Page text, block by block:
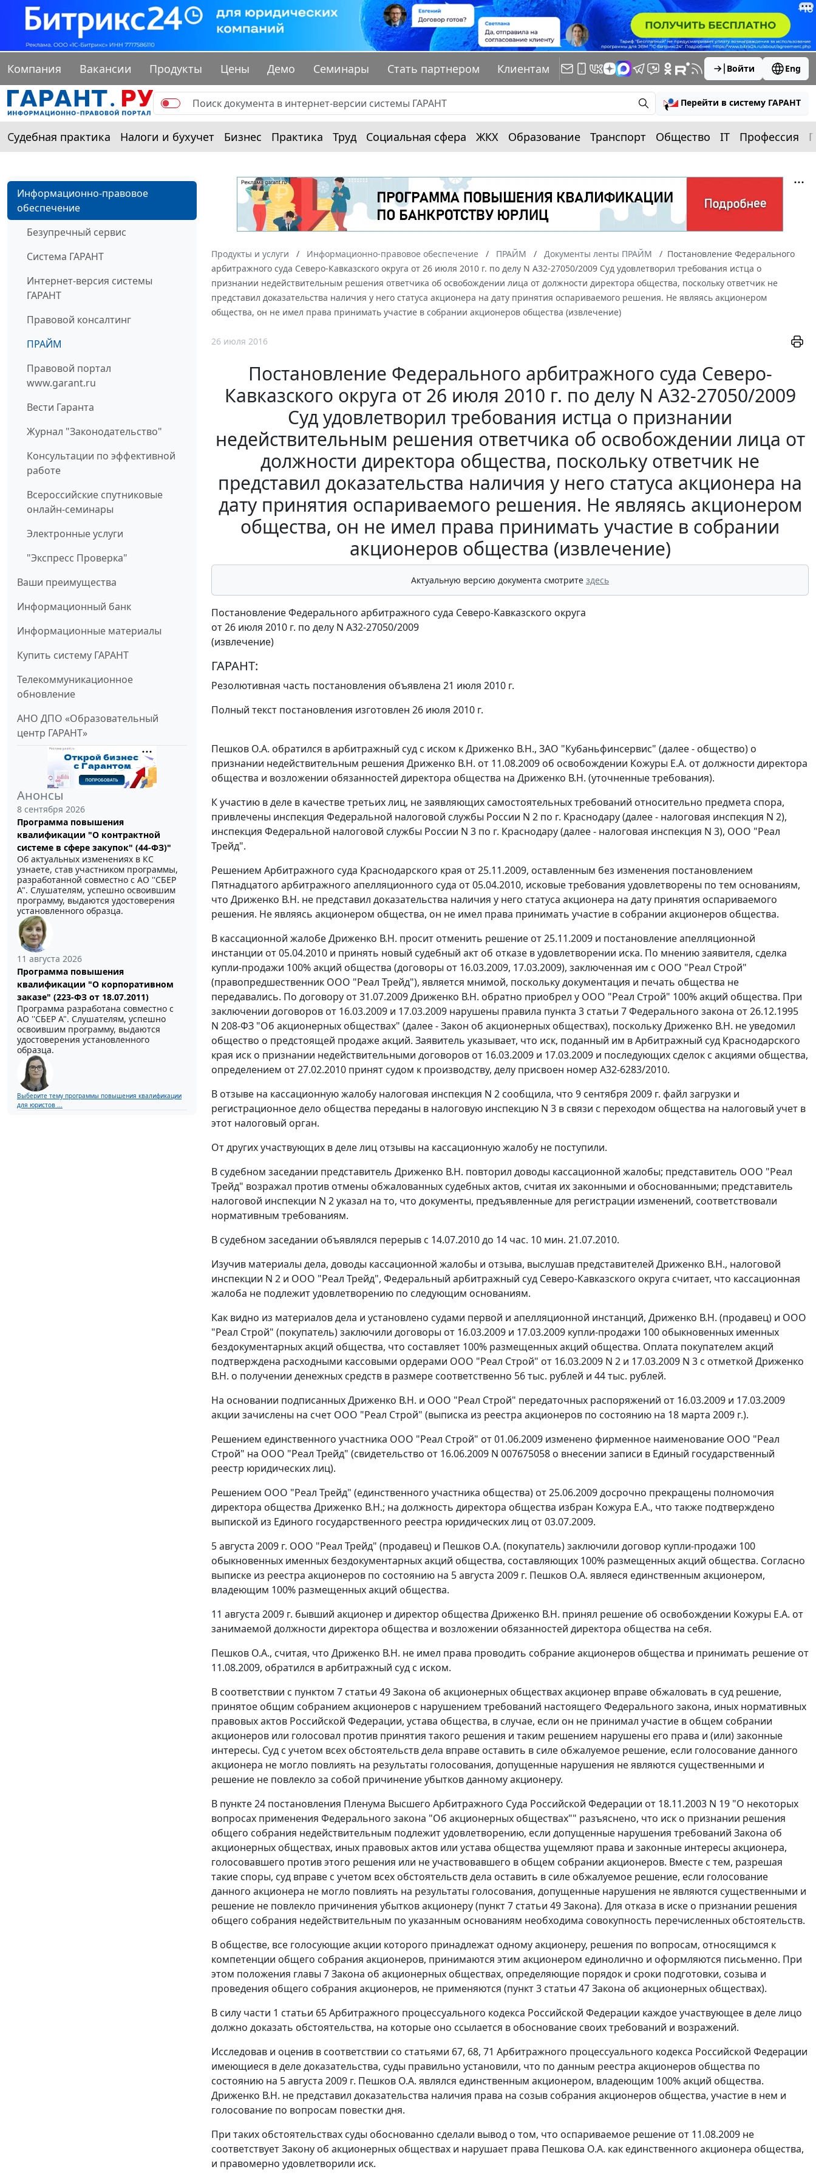
Компания Вакансии Продукты Цены Демо Семинары Стать партнером Клиентам Войти Eng
Перейти в систему ГАРАНТ
Судебная практика Налоги и бухучет Бизнес Практика Труд Социальная сфера ЖКХ Образование Транспорт Общество IT Профессия
Информационно-правовое
обеспечение
Безупречный сервис
Система ГАРАНТ
Интернет-версия системы
ГАРАНТ
Правовой консалтинг
ПРАЙМ
Правовой портал
www.garant.ru
Вести Гаранта
Журнал "Законодательство"
Консультации по эффективной
работе
Всероссийские спутниковые
онлайн-семинары
Электронные услуги
"Экспресс Проверка"
Ваши преимущества
Информационный банк
Информационные материалы
Купить систему ГАРАНТ
Телекоммуникационное
обновление
АНО ДПО «Образовательный
центр ГАРАНТ»
Анонсы
8 сентября 2026
Программа повышения
квалификации "О контрактной
системе в сфере закупок" (44-ФЗ)"
Об актуальных изменениях в КС
узнаете, став участником программы,
разработанной совместно с АО ''СБЕР
А". Слушателям, успешно освоившим
программу, выдаются удостоверения
установленного образца.
11 августа 2026
Программа повышения
квалификации "О корпоративном
заказе" (223-ФЗ от 18.07.2011)
Программа разработана совместно с
АО ''СБЕР А". Слушателям, успешно
освоившим программу, выдаются
удостоверения установленного
образца.
Выберите тему программы повышения квалификации
для юристов ...
Продукты и услуги Информационно-правовое обеспечение ПРАЙМ Документы ленты ПРАЙМ
Постановление Федерального
арбитражного суда Северо-Кавказского округа от 26 июля 2010 г. по делу N А32-27050/2009 Суд удовлетворил требования истца о
признании недействительным решения ответчика об освобождении лица от должности директора общества, поскольку ответчик не
представил доказательства наличия у него статуса акционера на дату принятия оспариваемого решения. Не являясь акционером
общества, он не имел права принимать участие в собрании акционеров общества (извлечение)
26 июля 2016
Постановление Федерального арбитражного суда Северо-
Кавказского округа от 26 июля 2010 г. по делу N А32-27050/2009
Суд удовлетворил требования истца о признании
недействительным решения ответчика об освобождении лица от
должности директора общества, поскольку ответчик не
представил доказательства наличия у него статуса акционера на
дату принятия оспариваемого решения. Не являясь акционером
общества, он не имел права принимать участие в собрании
акционеров общества (извлечение)
Актуальную версию документа смотрите здесь
Постановление Федерального арбитражного суда Северо-Кавказского округа
от 26 июля 2010 г. по делу N А32-27050/2009
(извлечение)
ГАРАНТ:
Резолютивная часть постановления объявлена 21 июля 2010 г.
Полный текст постановления изготовлен 26 июля 2010 г.
Пешков О.А. обратился в арбитражный суд с иском к Дриженко В.Н., ЗАО "Кубаньфинсервис" (далее - общество) о
признании недействительным решения Дриженко В.Н. от 11.08.2009 об освобождении Кожуры Е.А. от должности директора
общества и возложении обязанностей директора общества на Дриженко В.Н. (уточненные требования).
К участию в деле в качестве третьих лиц, не заявляющих самостоятельных требований относительно предмета спора,
привлечены инспекция Федеральной налоговой службы России N 2 по г. Краснодару (далее - налоговая инспекция N 2),
инспекция Федеральной налоговой службы России N 3 по г. Краснодару (далее - налоговая инспекция N 3), ООО "Реал
Трейд".
Решением Арбитражного суда Краснодарского края от 25.11.2009, оставленным без изменения постановлением
Пятнадцатого арбитражного апелляционного суда от 05.04.2010, исковые требования удовлетворены по тем основаниям,
что Дриженко В.Н. не представил доказательства наличия у него статуса акционера на дату принятия оспариваемого
решения. Не являясь акционером общества, он не имел права принимать участие в собрании акционеров общества.
В кассационной жалобе Дриженко В.Н. просит отменить решение от 25.11.2009 и постановление апелляционной
инстанции от 05.04.2010 и принять новый судебный акт об отказе в удовлетворении иска. По мнению заявителя, сделка
купли-продажи 100% акций общества (договоры от 16.03.2009, 17.03.2009), заключенная им с ООО "Реал Строй"
(правопредшественник ООО "Реал Трейд"), является мнимой, поскольку документация и печать общества не
передавались. По договору от 31.07.2009 Дриженко В.Н. обратно приобрел у ООО "Реал Строй" 100% акций общества. При
заключении договоров от 16.03.2009 и 17.03.2009 нарушены правила пункта 3 статьи 7Федерального закона от 26.12.1995
N 208-ФЗ "Об акционерных обществах" (далее -Закон об акционерных обществах), поскольку Дриженко В.Н. не уведомил
общество о предстоящей продаже акций. Заявитель указывает, что иск, поданный им в Арбитражный суд Краснодарского
края иск о признании недействительными договоров от 16.03.2009 и 17.03.2009 и последующих сделок с акциями общества,
определением от 27.02.2010 принят судом к производству, делу присвоен номер А32-6283/2010.
В отзыве на кассационную жалобу налоговая инспекция N 2 сообщила, что 9 сентября 2009 г. файл загрузки и
регистрационное дело общества переданы в налоговую инспекцию N 3 в связи с переходом общества на налоговый учет в
этот налоговый орган.
От других участвующих в деле лиц отзывы на кассационную жалобу не поступили.
В судебном заседании представитель Дриженко В.Н. повторил доводы кассационной жалобы; представитель ООО "Реал
Трейд" возражал против отмены обжалованных судебных актов, считая их законными и обоснованными; представитель
налоговой инспекции N 2 указал на то, что документы, предъявленные для регистрации изменений, соответствовали
нормативным требованиям.
В судебном заседании объявлялся перерыв с 14.07.2010 до 14 час. 10 мин. 21.07.2010.
Изучив материалы дела, доводы кассационной жалобы и отзыва, выслушав представителей Дриженко В.Н., налоговой
инспекции N 2 и ООО "Реал Трейд", Федеральный арбитражный суд Северо-Кавказского округа считает, что кассационная
жалоба не подлежит удовлетворению по следующим основаниям.
Как видно из материалов дела и установлено судами первой и апелляционной инстанций, Дриженко В.Н. (продавец) и ООО
"Реал Строй" (покупатель) заключили договоры от 16.03.2009 и 17.03.2009 купли-продажи 100 обыкновенных именных
бездокументарных акций общества, что составляет 100% размещенных акций общества. Оплата покупателем акций
подтверждена расходными кассовыми ордерами ООО "Реал Строй" от 16.03.2009 N 2 и 17.03.2009 N 3 с отметкой Дриженко
В.Н. о получении денежных средств в размере соответственно 56 тыс. рублей и 44 тыс. рублей.
На основании подписанных Дриженко В.Н. и ООО "Реал Строй" передаточных распоряжений от 16.03.2009 и 17.03.2009
акции зачислены на счет ООО "Реал Строй" (выписка из реестра акционеров по состоянию на 18 марта 2009 г.).
Решением единственного участника ООО "Реал Строй" от 01.06.2009 изменено фирменное наименование ООО "Реал
Строй" на ООО "Реал Трейд" (свидетельство от 16.06.2009 N 007675058 о внесении записи в Единый государственный
реестр юридических лиц).
Решением ООО "Реал Трейд" (единственного участника общества) от 25.06.2009 досрочно прекращены полномочия
директора общества Дриженко В.Н.; на должность директора общества избран Кожура Е.А., что также подтверждено
выпиской из Единого государственного реестра юридических лиц от 03.07.2009.
5 августа 2009 г. ООО "Реал Трейд" (продавец) и Пешков О.А. (покупатель) заключили договор купли-продажи 100
обыкновенных именных бездокументарных акций общества, составляющих 100% размещенных акций общества. Согласно
выписке из реестра акционеров по состоянию на 5 августа 2009 г. Пешков О.А. являеся единственным акционером,
владеющим 100% размещенных акций общества.
11 августа 2009 г. бывший акционер и директор общества Дриженко В.Н. принял решение об освобождении Кожуры Е.А. от
занимаемой должности директора общества и возложении обязанностей директора общества на себя.
Пешков О.А., считая, что Дриженко В.Н. не имел права проводить собрание акционеров общества и принимать решение от
11.08.2009, обратился в арбитражный суд с иском.
В соответствии с пунктом 7 статьи 49Закона об акционерных обществах акционер вправе обжаловать в суд решение,
принятое общим собранием акционеров с нарушением требований настоящего Федерального закона, иных нормативных
правовых актов Российской Федерации, устава общества, в случае, если он не принимал участие в общем собрании
акционеров или голосовал против принятия такого решения и таким решением нарушены его права и (или) законные
интересы. Суд с учетом всех обстоятельств дела вправе оставить в силе обжалуемое решение, если голосование данного
акционера не могло повлиять на результаты голосования, допущенные нарушения не являются существенными и
решение не повлекло за собой причинение убытков данному акционеру.
В пункте 24 постановления Пленума Высшего Арбитражного Суда Российской Федерации от 18.11.2003 N 19 "О некоторых
вопросах применения Федерального закона "Об акционерных обществах"" разъяснено, что иск о признании решения
общего собрания недействительным подлежит удовлетворению, если допущенные нарушения требований Закона об
акционерных обществах, иных правовых актов или устава общества ущемляют права и законные интересы акционера,
голосовавшего против этого решения или не участвовавшего в общем собрании акционеров. Вместе с тем, разрешая
такие споры, суд вправе с учетом всех обстоятельств дела оставить в силе обжалуемое решение, если голосование
данного акционера не могло повлиять на результаты голосования, допущенные нарушения не являются существенными и
решение не повлекло причинения убытков акционеру (пункт 7 статьи 49Закона). Для отказа в иске о признании решения
общего собрания недействительным по указанным основаниям необходима совокупность перечисленных обстоятельств.
В обществе, все голосующие акции которого принадлежат одному акционеру, решения по вопросам, относящимся к
компетенции общего собрания акционеров, принимаются этим акционером единолично и оформляются письменно. При
этом положения главы 7Закона об акционерных обществах, определяющие порядок и сроки подготовки, созыва и
проведения общего собрания акционеров, не применяются (пункт 3 статьи 47Закона об акционерных обществах).
В силу части 1 статьи 65Арбитражного процессуального кодекса Российской Федерации каждое участвующее в деле лицо
должно доказать обстоятельства, на которые оно ссылается в обоснование своих требований и возражений.
Исследовав и оценив в соответствии со статьями 67, 68, 71 Арбитражного процессуального кодекса Российской Федерации
имеющиеся в деле доказательства, суды правильно установили, что по данным реестра акционеров общества по
состоянию на 5 августа 2009 г. Пешков О.А. являлся единственным акционером, владеющим 100% акций общества.
Дриженко В.Н. не представил доказательства наличия права на созыв собрания акционеров общества, участие в нем и
голосование по вопросам повестки дня.
При таких обстоятельствах суды обоснованно сделали вывод о том, что оспариваемое решение от 11.08.2009 не
соответствуетЗакону об акционерных обществах и нарушает права Пешкова О.А. как единственного акционера общества,
и правомерно удовлетворили иск.